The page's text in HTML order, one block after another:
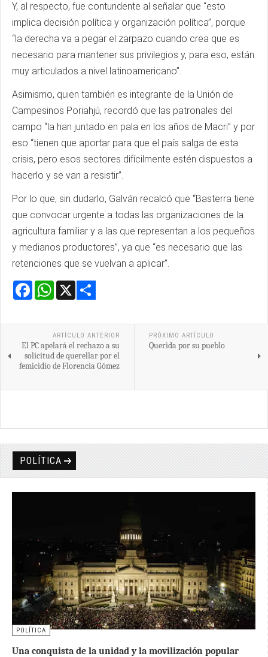
Y, al respecto, fue contundente al señalar que “esto
implica decisión política y organización política”, porque
“la derecha va a pegar el zarpazo cuando crea que es
necesario para mantener sus privilegios y, para eso, están
muy articulados a nivel latinoamericano”.
Asimismo, quien también es integrante de la Unión de
Campesinos Poriahjú, recordó que las patronales del
campo “la han juntado en pala en los años de Macri” y por
eso “tienen que aportar para que el país salga de esta
crisis, pero esos sectores difícilmente estén dispuestos a
hacerlo y se van a resistir”.
Por lo que, sin dudarlo, Galván recalcó que “Basterra tiene
que convocar urgente a todas las organizaciones de la
agricultura familiar y a las que representan a los pequeños
y medianos productores”, ya que “es necesario que las
retenciones que se vuelvan a aplicar”.
Facebook
WhatsApp
ARTÍCULO ANTERIOR
El PC apelará el rechazo a su
solicitud de querellar por el
femicidio de Florencia Gómez
PRÓXIMO ARTÍCULO
Querida por su pueblo
POLÍTICA
POLÍTICA
Una conquista de la unidad y la movilización popular